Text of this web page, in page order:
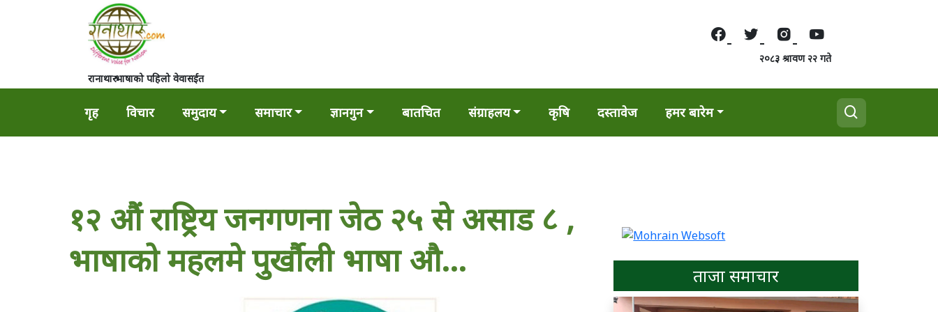
रानाथारु भाषाको पहिलो वेवासईत
२०८३ श्रावण २२ गते
गृह विचार समुदाय समाचार ज्ञानगुन बातचित संग्राहलय कृषि दस्तावेज हमर बारेम
१२ औं राष्ट्रिय जनगणना जेठ २५ से असाड ८ ,
भाषाकाे महलमे पुर्खाैली भाषा औ…
ताजा समाचार